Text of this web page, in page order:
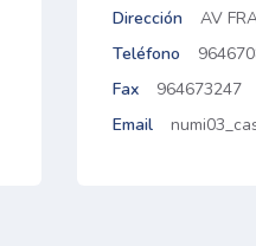
Dirección
AV
Teléfono
Fax
964673247
Email